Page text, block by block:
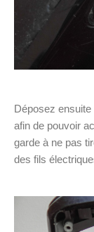
Déposez
afin de pouvoir
garde à ne pas
des fils